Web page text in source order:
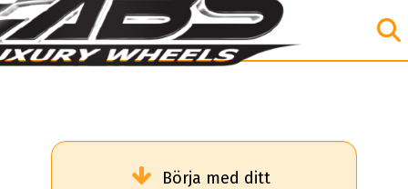
Börja med ditt